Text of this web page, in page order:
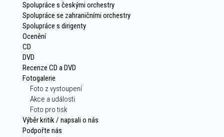
Spolupráce s českými orchestry
Spolupráce se zahraničními orchestry
Spolupráce s dirigenty
Ocenění
CD
DVD
Recenze CD a DVD
Fotogalerie
Foto z vystoupení
Akce a události
Foto pro tisk
Výběr kritik / napsali o nás
Podpořte nás